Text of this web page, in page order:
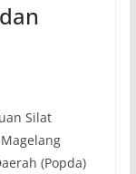
Silat
(Popda)